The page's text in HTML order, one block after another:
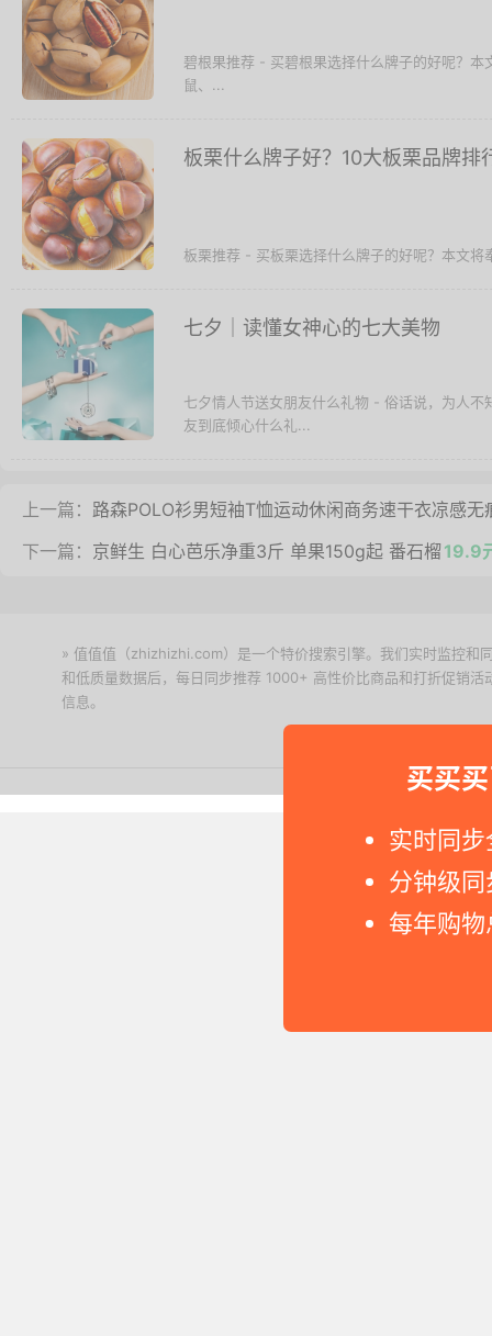
买买
实时同
分钟级
每年购
碧根果推荐 - 买碧根果选择什么牌子的好呢？
鼠、...
板栗什么牌子好？10大板栗品牌排
板栗推荐 - 买板栗选择什么牌子的好呢？本文
七夕│读懂女神心的七大美物
七夕情人节送女朋友什么礼物 - 俗话说，为人
友到底倾心什么礼...
上一篇： 路森POLO衫男短袖T恤运动休闲商务速干衣凉感
下一篇： 京鲜生 白心芭乐净重3斤 单果150g起 番石榴 19.9
» 值值值（zhizhizhi.com）是一个特价搜索引擎。我们实时监控和
和低质量数据后，每日同步推荐 1000+ 高性价比商品和打折促销
信息。
Copyright © 2011-2026 网购